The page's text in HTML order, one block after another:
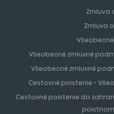
Zmluva
Zmluva
Všeobecné zmluvné
Všeobecné zmluvné
Cestovné poistenie -
Cestovné poistenie do